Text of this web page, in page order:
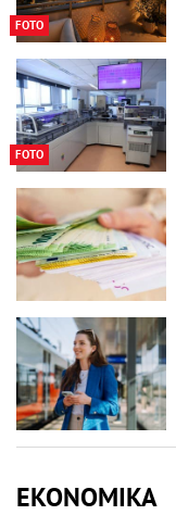
FOTO
FOTO
EKONOMIKA